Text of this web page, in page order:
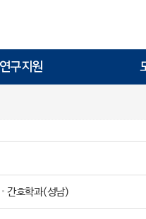
구지원
간호학과(성남)